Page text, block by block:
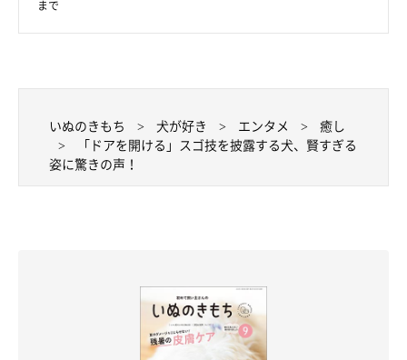
まで
いぬのきもち 犬が好き エンタメ
癒し
「ドアを開ける」スゴ技を披露する犬、賢すぎる
姿に驚きの声！